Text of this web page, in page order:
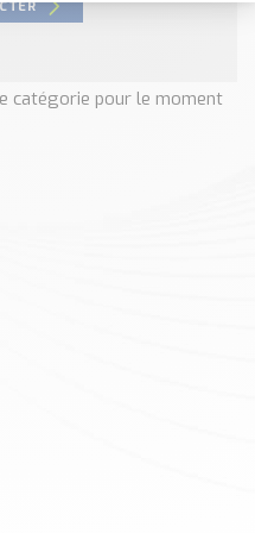
catégorie pour le moment